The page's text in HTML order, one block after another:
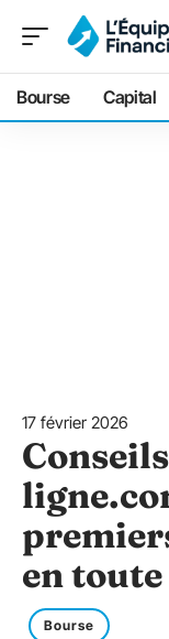
Bourse Capital
17 février 2026
en
Bourse